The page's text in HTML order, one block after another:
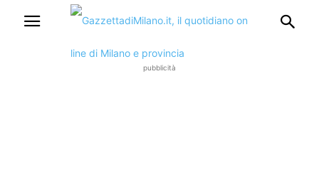
pubblicità